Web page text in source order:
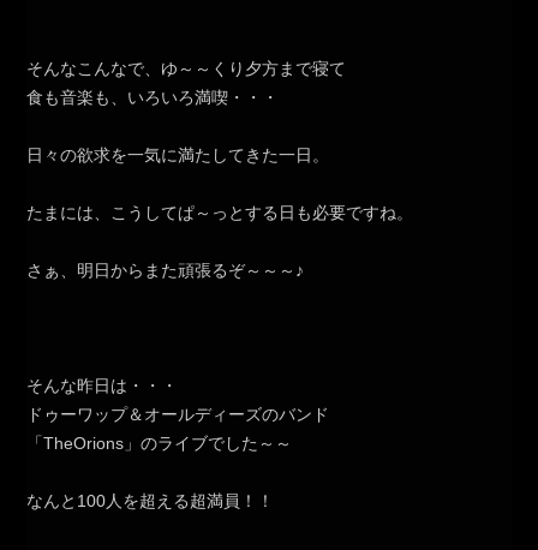
そんなこんなで、ゆ～～くり夕方まで寝て
食も音楽も、いろいろ満喫・・・
日々の欲求を一気に満たしてきた一日。
たまには、こうしてぱ～っとする日も必要ですね。
さぁ、明日からまた頑張るぞ～～～♪
そんな昨日は・・・
ドゥーワップ＆オールディーズのバンド
「TheOrions」のライブでした～～
なんと100人を超える超満員！！